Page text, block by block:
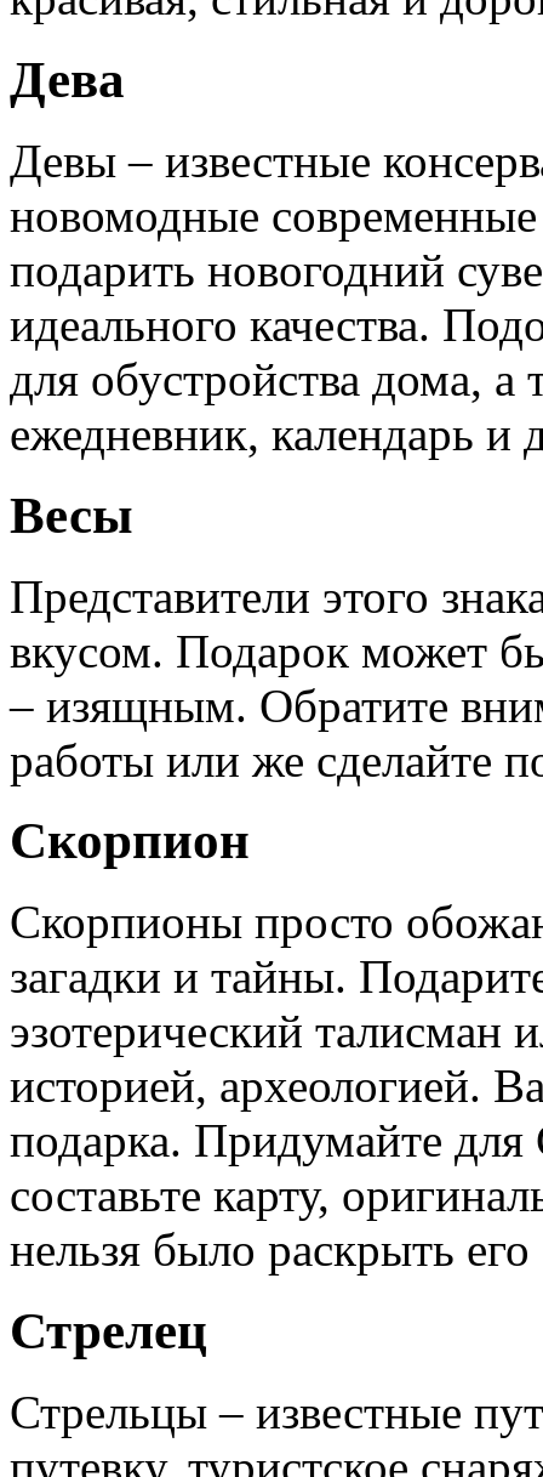
Дева
Девы – известные
новомодные
подарить новогодний
идеального качества.
для обустройства дома, а
ежедневник, календарь и
Весы
Представители этого
вкусом. Подарок может
– изящным. Обратите
работы или же сделайте
Скорпион
Скорпионы просто
загадки и тайны.
эзотерический талисман
историей, археологией.
подарка. Придумайте
составьте карту,
нельзя было раскрыть его
Стрелец
Стрельцы – известные